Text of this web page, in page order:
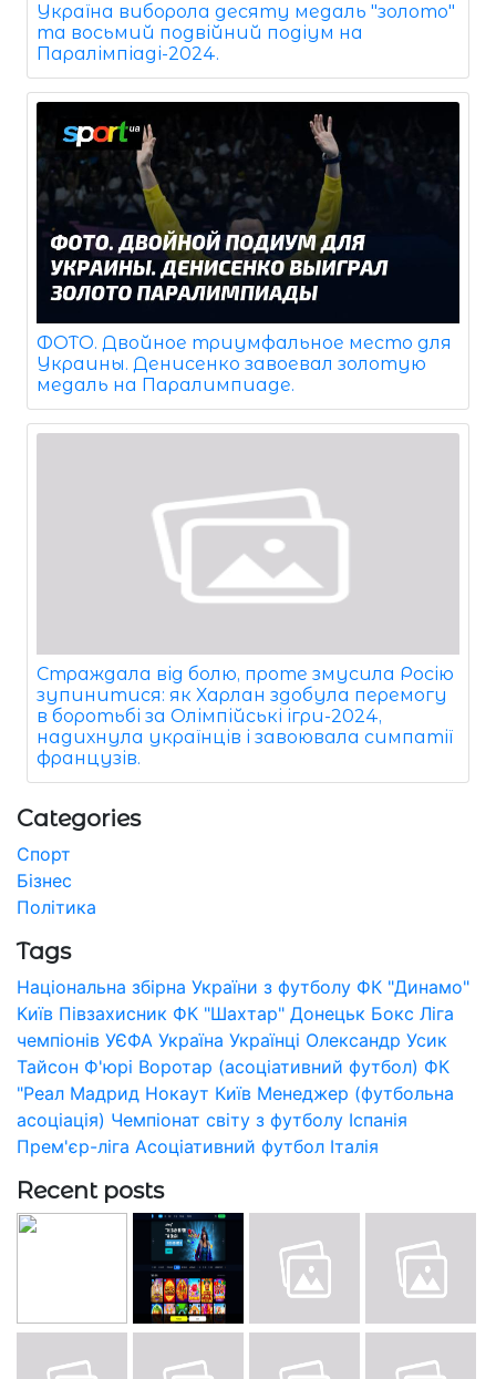
Україна виборола десяту медаль "золото"
та восьмий подвійний подіум на
Паралімпіаді-2024.
ФОТО. Двойное триумфальное место для
Украины. Денисенко завоевал золотую
медаль на Паралимпиаде.
Страждала від болю, проте змусила Росію
зупинитися: як Харлан здобула перемогу
в боротьбі за Олімпійські ігри-2024,
надихнула українців і завоювала симпатії
французів.
Categories
Спорт
Бізнес
Політика
Tags
Національна збірна України з футболу ФК "Динамо"
Київ Півзахисник ФК "Шахтар" Донецьк Бокс Ліга
чемпіонів УЄФА Україна Українці Олександр Усик
Тайсон Ф'юрі Воротар (асоціативний футбол) ФК
"Реал Мадрид Нокаут Київ Менеджер (футбольна
асоціація) Чемпіонат світу з футболу Іспанія
Прем'єр-ліга Асоціативний футбол Італія
Recent posts